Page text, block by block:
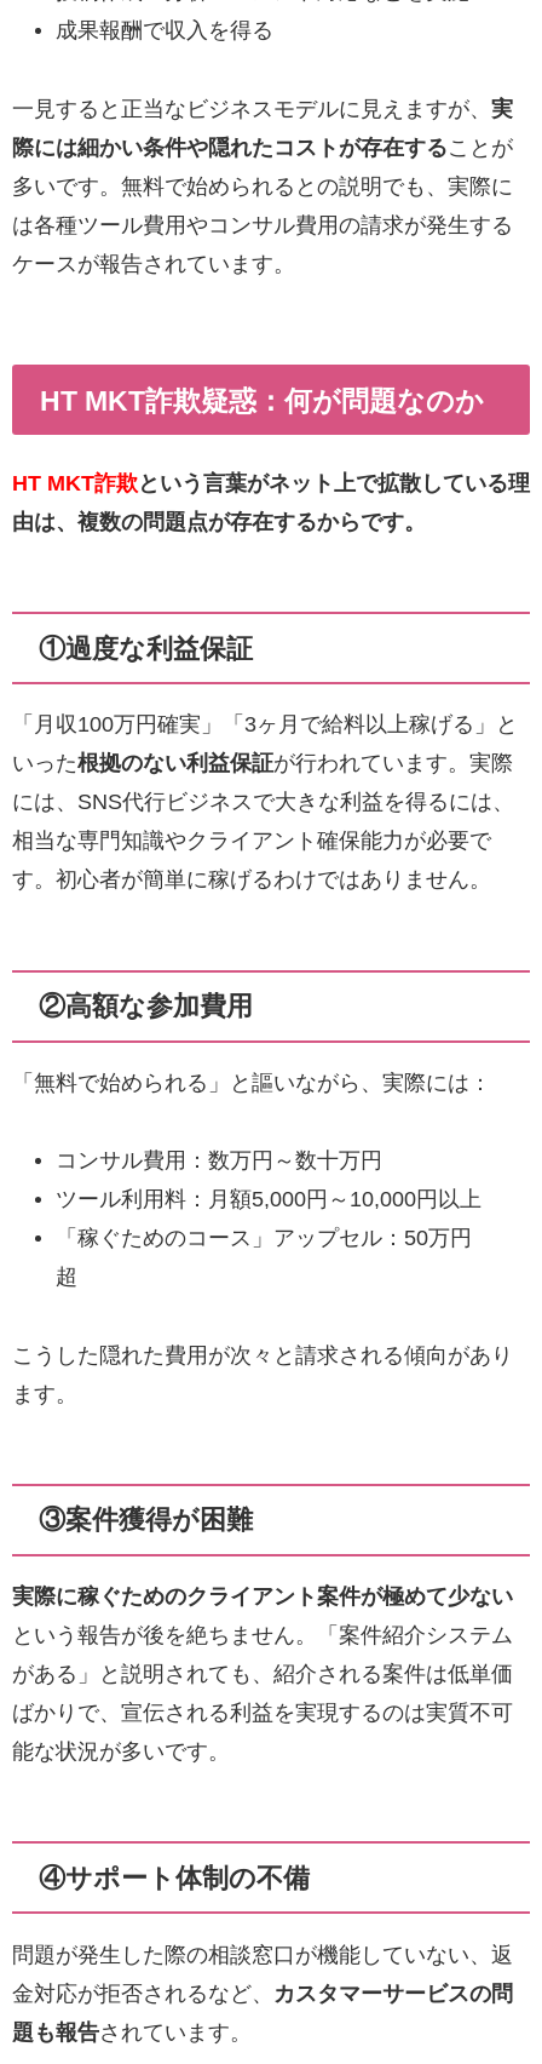
成果報酬で収入を得る
一見すると正当なビジネスモデルに見えますが、 実
際には細かい条件や隠れたコストが存在する ことが
多いです。無料で始められるとの説明でも、実際に
は各種ツール費用やコンサル費用の請求が発生する
ケースが報告されています。
HT MKT詐欺疑惑：何が問題なのか
HT MKT詐欺という言葉がネット上で拡散している理
由は、複数の問題点が存在するからです。
①過度な利益保証
「月収100万円確実」「3ヶ月で給料以上稼げる」と
いった根拠のない利益保証が行われています。実際
には、SNS代行ビジネスで大きな利益を得るには、
相当な専門知識やクライアント確保能力が必要で
す。初心者が簡単に稼げるわけではありません。
②高額な参加費用
「無料で始められる」と謳いながら、実際には：
コンサル費用：数万円～数十万円
ツール利用料：月額5,000円～10,000円以上
「稼ぐためのコース」アップセル：50万円
超
こうした隠れた費用が次々と請求される傾向があり
ます。
③案件獲得が困難
実際に稼ぐためのクライアント案件が極めて少ない
という報告が後を絶ちません。「案件紹介システム
がある」と説明されても、紹介される案件は低単価
ばかりで、宣伝される利益を実現するのは実質不可
能な状況が多いです。
④サポート体制の不備
問題が発生した際の相談窓口が機能していない、返
金対応が拒否されるなど、
カスタマーサービスの問
題も報告されています。